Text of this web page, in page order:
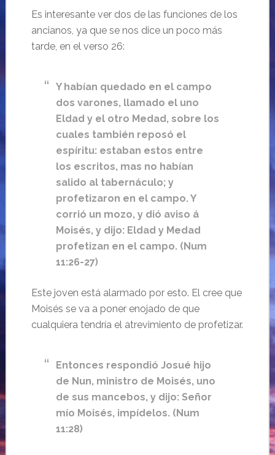
Es interesante ver dos de las funciones de los
ancianos, ya que se nos dice un poco más
tarde, en el verso 26:
Y habían quedado en el campo
dos varones, llamado el uno
Eldad y el otro Medad, sobre los
cuales también reposó el
espíritu: estaban estos entre
los escritos, mas no habían
salido al tabernáculo; y
profetizaron en el campo. Y
corrió un mozo, y dió aviso á
Moisés, y dijo: Eldad y Medad
profetizan en el campo. (Num
11:26-27)
Este joven está alarmado por esto. El cree que
Moisés se va a poner enojado de que
cualquiera tendría el atrevimiento de profetizar.
Entonces respondió Josué hijo
de Nun, ministro de Moisés, uno
de sus mancebos, y dijo: Señor
mío Moisés, impídelos. (Num
11:28)